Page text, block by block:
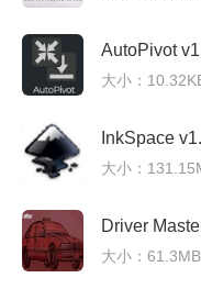
大小：
大小：
大小：61.3MB